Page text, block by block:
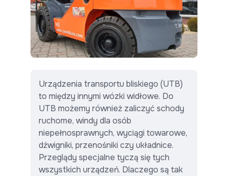
Urządzenia transportu bliskiego (UTB)
to między innymi wózki widłowe. Do
UTB możemy również zaliczyć schody
ruchome, windy dla osób
niepełnosprawnych, wyciągi towarowe,
dźwigniki, przenośniki czy układnice.
Przeglądy specjalne tyczą się tych
wszystkich urządzeń. Dlaczego są tak